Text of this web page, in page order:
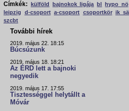
Címkék:
külföld bajnokok ligája bl hypo nö
leipzig
d-csoport a-csoport csoportkör ik
szcbt
További hírek
2019. május 22. 18:15
Búcsúzunk
2019. május 18. 18:21
Az ÉRD lett a bajnoki
negyedik
2019. május 17. 17:55
Tisztességgel helytállt a
Móvár